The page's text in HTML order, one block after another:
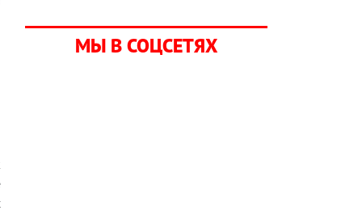
МЫ В СОЦСЕТЯХ